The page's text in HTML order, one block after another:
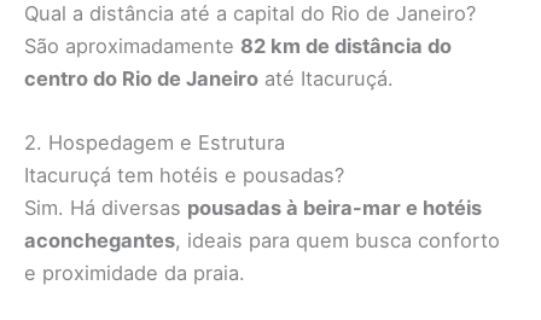
Qual a distância até a capital do Rio de Janeiro?
São aproximadamente 82 km de distância do
centro do Rio de Janeiro até Itacuruçá.
2. Hospedagem e Estrutura
Itacuruçá tem hotéis e pousadas?
Sim. Há diversas pousadas à beira-mar e hotéis
aconchegantes, ideais para quem busca conforto
e proximidade da praia.